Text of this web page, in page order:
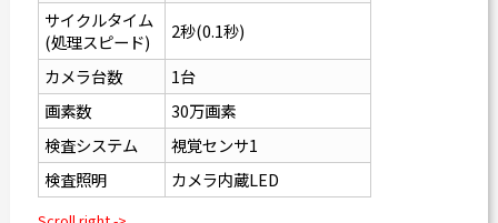
サイクルタイム
(処理スピード)
2秒(0.1秒)
カメラ台数
1台
画素数
30万画素
検査システム
視覚センサ1
検査照明
カメラ内蔵LED